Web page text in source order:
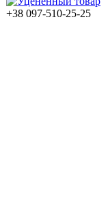
+38 097-510-25-25